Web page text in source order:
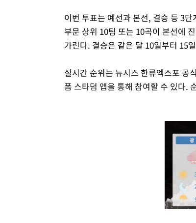
이번 투표는 예선과 본선, 결승 등 3
부문 상위 10팀 또는 10곡이 본선에
가린다. 결승은 같은 달 10일부터 15
실시간 순위는 뉴시스 한류엑스포 공
폼 스타덤 앱을 통해 참여할 수 있다.